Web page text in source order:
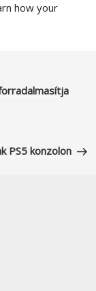
how your
PS5 konzolon